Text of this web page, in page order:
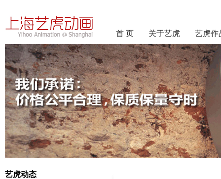
首 页 关于艺虎 艺虎作
艺虎动态